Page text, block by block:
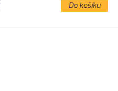
Do košíku